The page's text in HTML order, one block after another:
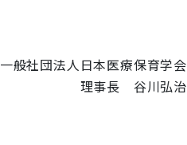
一般社団法人日本医療保育学会
理事長 谷川弘治